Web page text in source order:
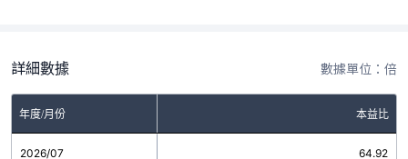
詳細數據 數據單位：倍
年度/月份 本益比
2026/07 64.92